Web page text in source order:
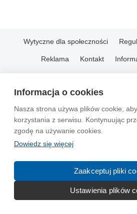
Informacja o cookies
Nasza strona używa plików cookie,
korzystania z serwisu. Kontynuując
zgodę na używanie cookies.
Dowiedz się więcej
Zaakceptuj pliki
Ustawienia plików
Wytyczne dla społeczności
Reklama Kontakt